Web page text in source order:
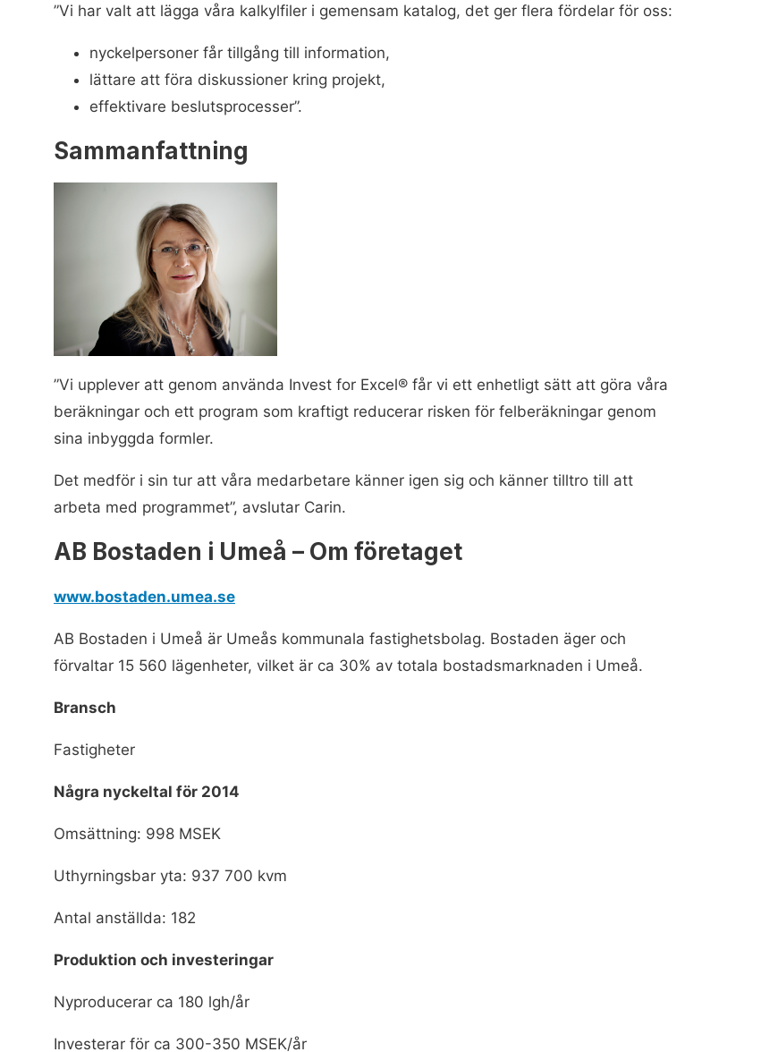
”Vi har valt att lägga våra kalkylfiler i gemensam katalog, det ger flera fördelar för oss:
nyckelpersoner får tillgång till information,
lättare att föra diskussioner kring projekt,
effektivare beslutsprocesser”.
Sammanfattning
”Vi upplever att genom använda Invest for Excel® får vi ett enhetligt sätt att göra våra
beräkningar och ett program som kraftigt reducerar risken för felberäkningar genom
sina inbyggda formler.
Det medför i sin tur att våra medarbetare känner igen sig och känner tilltro till att
arbeta med programmet”, avslutar Carin.
AB Bostaden i Umeå – Om företaget
www.bostaden.umea.se
AB Bostaden i Umeå är Umeås kommunala fastighetsbolag. Bostaden äger och
förvaltar 15 560 lägenheter, vilket är ca 30% av totala bostadsmarknaden i Umeå.
Bransch
Fastigheter
Några nyckeltal för 2014
Omsättning: 998 MSEK
Uthyrningsbar yta: 937 700 kvm
Antal anställda: 182
Produktion och investeringar
Nyproducerar ca 180 lgh/år
Investerar för ca 300-350 MSEK/år